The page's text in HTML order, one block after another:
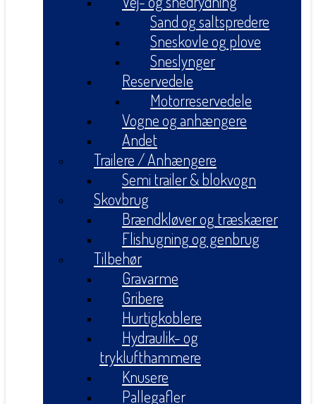
Sand og saltspredere
Sneskovle og plove
Sneslynger
Reservedele
Motorreservedele
Vogne og anhængere
Andet
Trailere / Anhængere
Semi trailer & blokvogn
Skovbrug
Brændkløver og træskærer
Flishugning og genbrug
Tilbehør
Gravarme
Gribere
Hurtigkoblere
Hydraulik- og
tryklufthammere
Knusere
Pallegafler